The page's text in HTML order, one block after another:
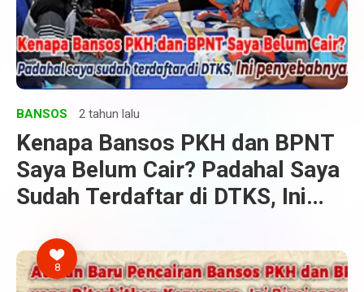
BANSOS 2 tahun lalu
Kenapa Bansos PKH dan BPNT
Saya Belum Cair? Padahal Saya
Sudah Terdaftar di DTKS, Ini
8